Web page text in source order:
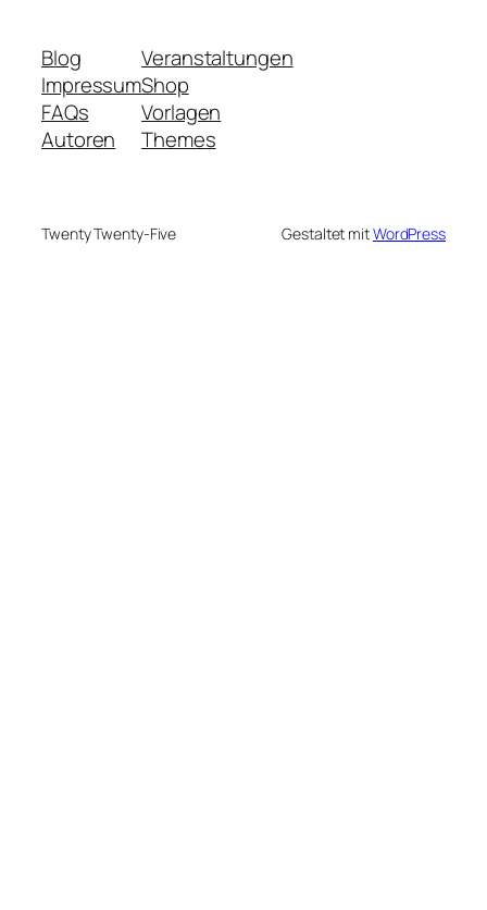
Blog
Impressum
FAQs
Autoren
Veranstaltungen
Shop
Vorlagen
Themes
Twenty Twenty-Five Gestaltet mitWordPress